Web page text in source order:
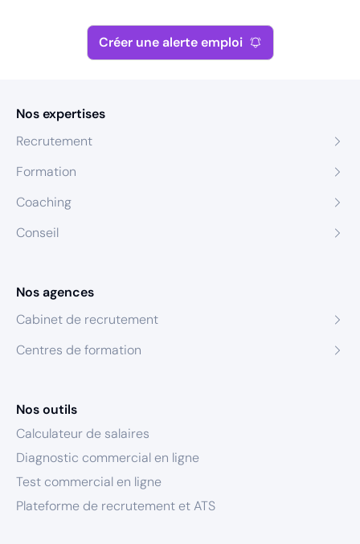
Créer une alerte emploi
Nos expertises
Recrutement
Formation
Coaching
Conseil
Nos agences
Cabinet de recrutement
Centres de formation
Nos outils
Calculateur de salaires
Diagnostic commercial en ligne
Test commercial en ligne
Plateforme de recrutement et ATS